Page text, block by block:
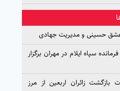
عشق حسینی و مدیریت جهادی
سپاه ایلام در مهران برگزار
بازگشت زائران اربعین از مرز